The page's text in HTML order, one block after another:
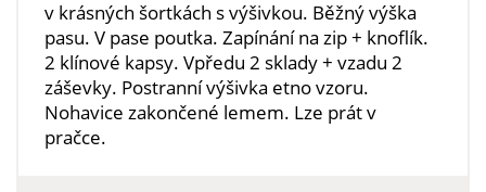
v krásných šortkách s výšivkou. Běžný výška
pasu. V pase poutka. Zapínání na zip + knoflík.
2 klínové kapsy. Vpředu 2 sklady + vzadu 2
záševky. Postranní výšivka etno vzoru.
Nohavice zakončené lemem. Lze prát v
pračce.